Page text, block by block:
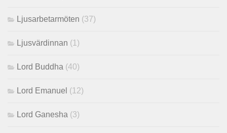
Ljusarbetarmöten (37)
Ljusvärdinnan (1)
Lord Buddha (40)
Lord Emanuel (12)
Lord Ganesha (3)